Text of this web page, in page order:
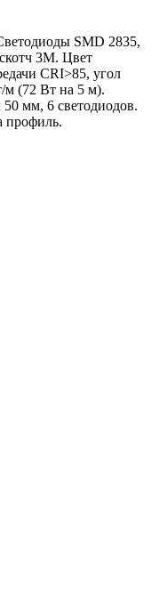
SMD 2835,
3M. Цвет
CRI>85, угол
м (72 Вт на 5 м).
мм, 6 светодиодов.
профиль.